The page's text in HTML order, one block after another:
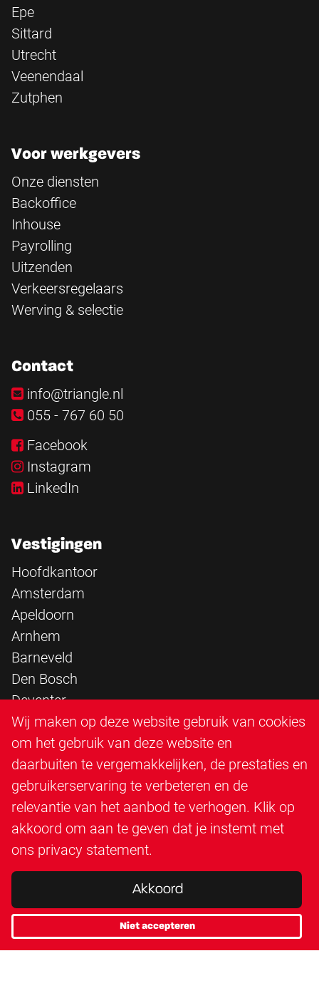
Epe
Sittard
Utrecht
Veenendaal
Zutphen
Voor werkgevers
Onze diensten
Backoffice
Inhouse
Payrolling
Uitzenden
Verkeersregelaars
Werving & selectie
Contact
info@triangle.nl
055 - 767 60 50
Facebook
Instagram
LinkedIn
Vestigingen
Hoofdkantoor
Amsterdam
Apeldoorn
Arnhem
Barneveld
Den Bosch
Deventer
Epe
Sittard
Triangle Infra
Triangle Steigerbouw
Utrecht
Veenendaal
Zutphen
Wij maken op deze website gebruik van cookies
om het gebruik van deze website en
daarbuiten te vergemakkelijken, de prestaties en
gebruikerservaring te verbeteren en de
relevantie van het aanbod te verhogen. Klik op
akkoord om aan te geven dat je instemt met
ons privacy statement.
Akkoord
Niet accepteren